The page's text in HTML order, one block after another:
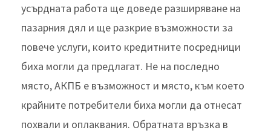
усърдната работа ще доведе разширяване на
пазарния дял и ще разкрие възможности за
повече услуги, които кредитните посредници
биха могли да предлагат. Не на последно
място, АКПБ е възможност и място, към което
крайните потребители биха могли да отнесат
похвали и оплаквания. Обратната връзка в